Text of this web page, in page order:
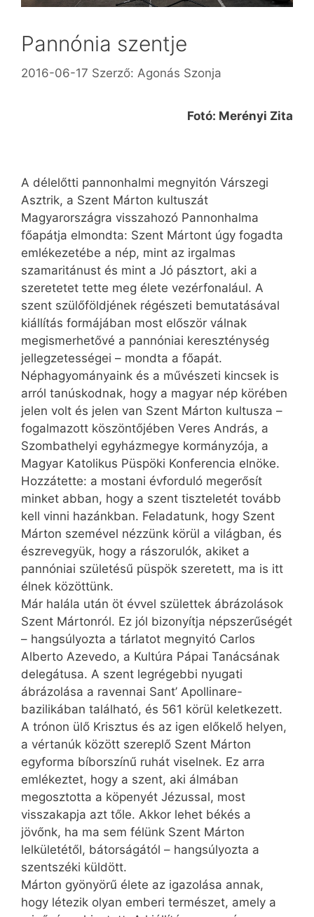
Pannónia szentje
2016-06-17 Szerző: Agonás Szonja
Fotó: Merényi Zita
A délelőtti pannonhalmi megnyitón Várszegi
Asztrik, a Szent Márton kultuszát
Magyarországra visszahozó Pannonhalma
főapátja elmondta: Szent Mártont úgy fogadta
emlékezetébe a nép, mint az irgalmas
szamaritánust és mint a Jó pásztort, aki a
szeretetet tette meg élete vezérfonalául. A
szent szülőföldjének régészeti bemutatásával
kiállítás formájában most először válnak
megismerhetővé a pannóniai kereszténység
jellegzetességei – mondta a főapát.
Néphagyományaink és a művészeti kincsek is
arról tanúskodnak, hogy a magyar nép körében
jelen volt és jelen van Szent Márton kultusza –
fogalmazott köszöntőjében Veres András, a
Szombathelyi egyházmegye kormányzója, a
Magyar Katolikus Püspöki Konferencia elnöke.
Hozzátette: a mostani évforduló megerősít
minket abban, hogy a szent tiszteletét tovább
kell vinni hazánkban. Feladatunk, hogy Szent
Márton szemével nézzünk körül a világban, és
észrevegyük, hogy a rászorulók, akiket a
pannóniai születésű püspök szeretett, ma is itt
élnek közöttünk.
Már halála után öt évvel születtek ábrázolások
Szent Mártonról. Ez jól bizonyítja népszerűségét
– hangsúlyozta a tárlatot megnyitó Carlos
Alberto Azevedo, a Kultúra Pápai Tanácsának
delegátusa. A szent legrégebbi nyugati
ábrázolása a ravennai Sant’ Apollinare-
bazilikában található, és 561 körül keletkezett.
A trónon ülő Krisztus és az igen előkelő helyen,
a vértanúk között szereplő Szent Márton
egyforma bíborszínű ruhát viselnek. Ez arra
emlékeztet, hogy a szent, aki álmában
megosztotta a köpenyét Jézussal, most
visszakapja azt tőle. Akkor lehet békés a
jövőnk, ha ma sem félünk Szent Márton
lelkületétől, bátorságától – hangsúlyozta a
szentszéki küldött.
Márton gyönyörű élete az igazolása annak,
hogy létezik olyan emberi természet, amely a